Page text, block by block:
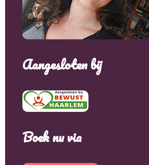
Aangesloten bij
Boek nu via